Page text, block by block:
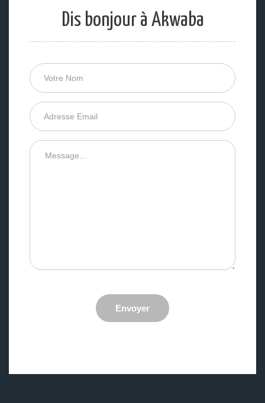
Dis bonjour à Akwaba
Envoyer